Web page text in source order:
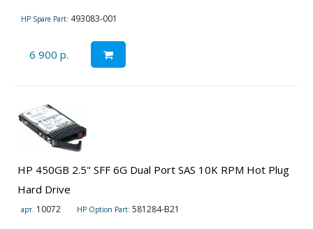
HP Spare Part: 493083-001
6 900 р.
HP 450GB 2.5" SFF 6G Dual Port SAS 10K RPM Hot Plug
Hard Drive
арт. 10072 HP Option Part: 581284-B21